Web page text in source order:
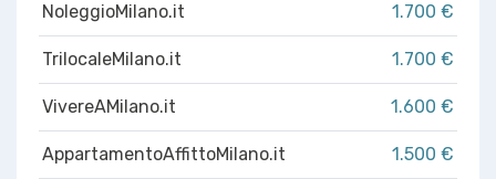
NoleggioMilano.it 1.700 €
TrilocaleMilano.it 1.700 €
VivereAMilano.it 1.600 €
AppartamentoAffittoMilano.it 1.500 €